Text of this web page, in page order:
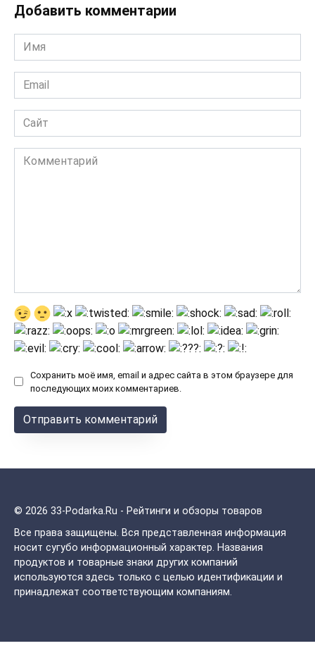
Добавить комментарии
Имя
*
Email
*
Сайт
Комментарий
Сохранить моё имя, email и адрес сайта в этом браузере для
последующих моих комментариев.
© 2026 33-Podarka.Ru - Рейтинги и обзоры товаров
Все права защищены. Вся представленная информация
носит сугубо информационный характер. Названия
продуктов и товарные знаки других компаний
используются здесь только с целью идентификации и
принадлежат соответствующим компаниям.